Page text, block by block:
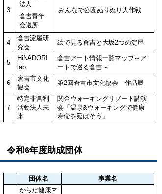
3
法人
倉吉青年
会議所
みんなで公園ぬりぬり大作戦
4
倉吉淀屋研
究会
絵で見る倉吉と大坂2つの淀屋
5
HiNADORI
lab.
倉吉アート情報一覧マップ～ア
ートで巡る倉吉～
6
倉吉市文化
協会
第2回倉吉市文化協会 作品展
7
特定非営利
活動法人未
来
関金ウォーキングリゾート講演
会「温泉&ウォーキングで健康
寿命を延ばそう」
令和6年度助成団体
団体名 事業名
からだ健康マ